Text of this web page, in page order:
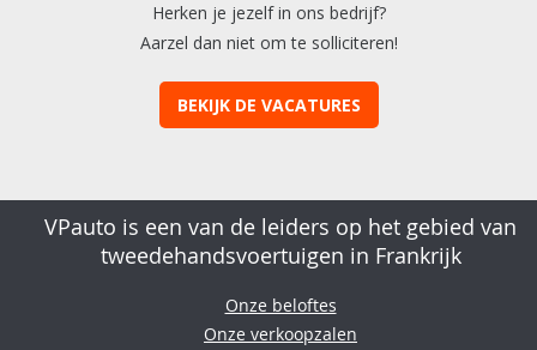
Herken je jezelf in ons bedrijf?
Aarzel dan niet om te solliciteren!
BEKIJK DE VACATURES
VPauto is een van de leiders op het gebied van
tweedehandsvoertuigen in Frankrijk
Onze beloftes
Onze verkoopzalen